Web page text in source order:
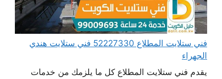
فني ستلايت المطلاع 52227330 فني ستلايت هندي
الجهراء
يقدم فني ستلايت المطلاع كل ما يلزمك من خدمات